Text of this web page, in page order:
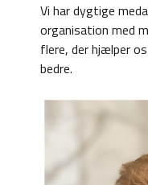
Vi har dygtige
organisation med
flere, der hjælper
bedre.